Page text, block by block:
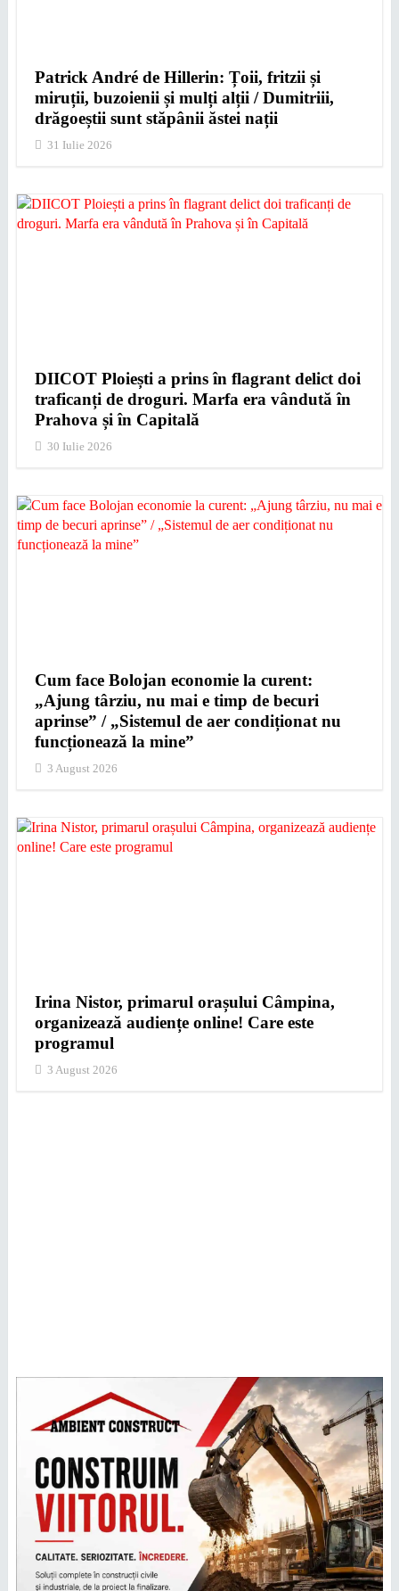
Patrick André de Hillerin: Țoii, fritzii și
miruții, buzoienii și mulți alții / Dumitriii,
drăgoeștii sunt stăpânii ăstei nații
31 Iulie 2026
DIICOT Ploiești a prins în flagrant delict doi
traficanți de droguri. Marfa era vândută în
Prahova și în Capitală
30 Iulie 2026
Cum face Bolojan economie la curent:
„Ajung târziu, nu mai e timp de becuri
aprinse” / „Sistemul de aer condiționat nu
funcționează la mine”
3 August 2026
Irina Nistor, primarul orașului Câmpina,
organizează audiențe online! Care este
programul
3 August 2026